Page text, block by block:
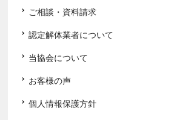
ご相談・資料請求
認定解体業者について
当協会について
お客様の声
個人情報保護方針